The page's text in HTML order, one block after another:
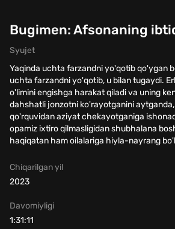
Bugimen: Afsonaning
Syujet
Yaqinda uchta farzandni yo'qotib qo'ygan
uchta farzandni yo'qotib, u bilan tugaydi.
o'limini engishga harakat qiladi va uning
dahshatli jonzotni ko'rayotganini
qo'rquvidan aziyat chekayotganiga
opamiz ixtiro qilmasligidan shubhalana
haqiqatan ham oilalariga hiyla-nayrang
Chiqarilgan yil
2023
Davomiyligi
1:31:11